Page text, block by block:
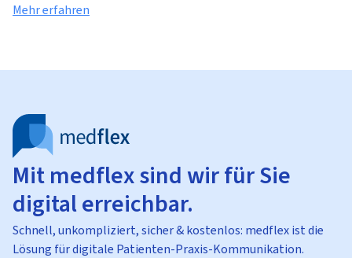
Mehr erfahren
Mit medflex sind wir für Sie
digital erreichbar.
Schnell, unkompliziert, sicher & kostenlos: medflex ist die
Lösung für digitale Patienten-Praxis-Kommunikation.